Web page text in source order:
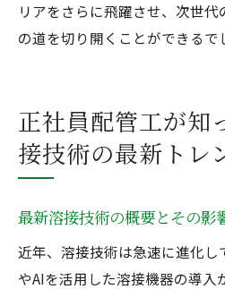
リアをさらに飛躍させ、次世
の道を切り開くことができるで
正社員配管工が知
接技術の最新トレ
最新溶接技術の概要とその影
近年、溶接技術は急速に進化し
やAIを活用した溶接機器の導入